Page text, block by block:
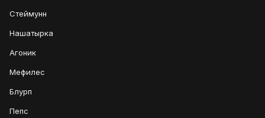
Стеймунн
Нашатырка
Агоник
Мефилес
Блурп
Пепс